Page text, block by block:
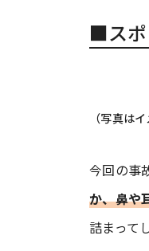
■スポ
（写真は
今回の事
か、鼻や
詰まって